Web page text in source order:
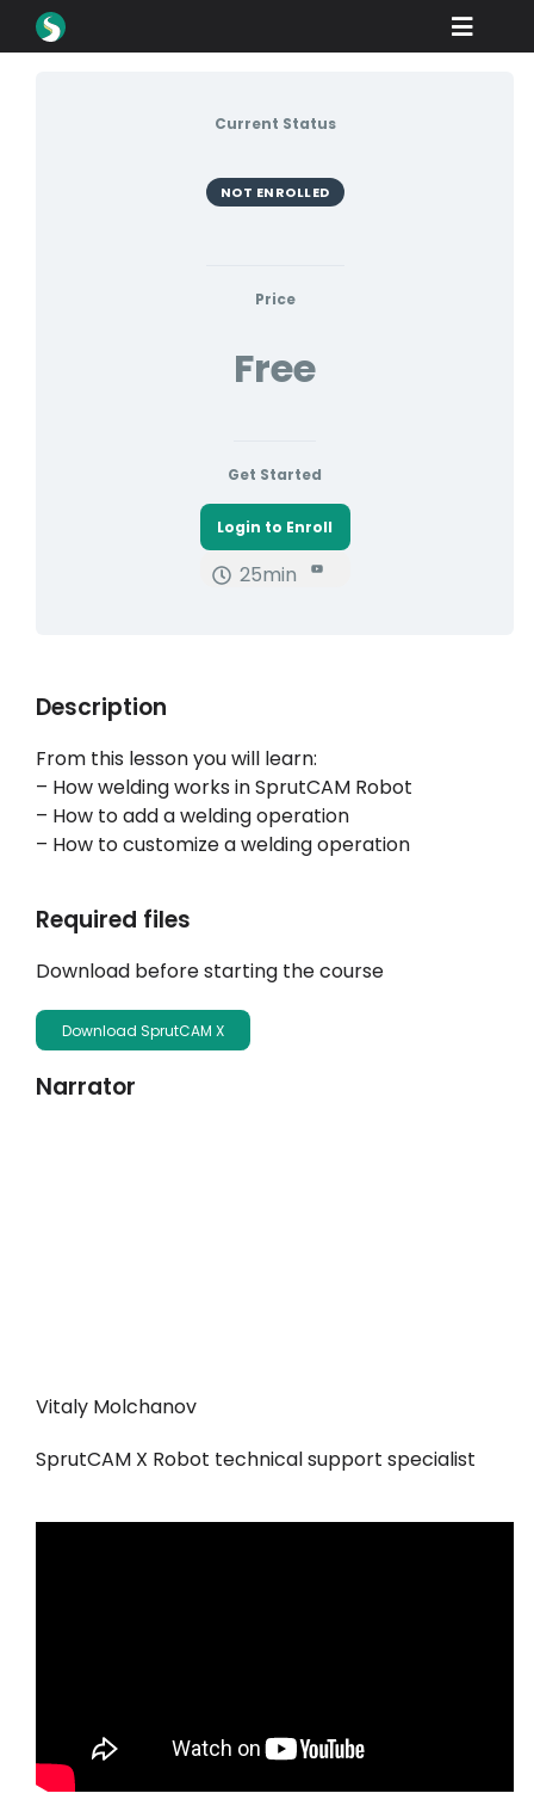
Toggle
Current Status
NOT ENROLLED
Price
Free
Get Started
Login to Enroll
25min
Description
From this lesson you will learn:
– How welding works in SprutCAM Robot
– How to add a welding operation
– How to customize a welding operation
Required files
Download before starting the course
Download SprutCAM X
Narrator
Vitaly Molchanov
SprutCAM X Robot technical support specialist